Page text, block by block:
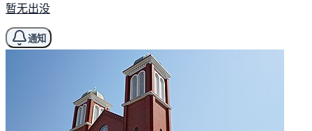
暂无出没
通知